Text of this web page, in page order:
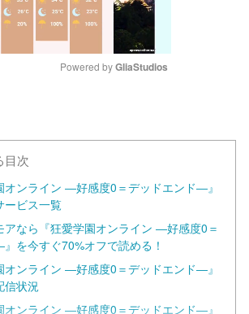
Powered by GliaStudios
目次
オンライン ―好感度0＝デッドエンド―』
ービス一覧
アなら『狂愛学園オンライン ―好感度0＝
を今すぐ70%オフで読める！
オンライン ―好感度0＝デッドエンド―』
信状況
オンライン ―好感度0＝デッドエンド―』